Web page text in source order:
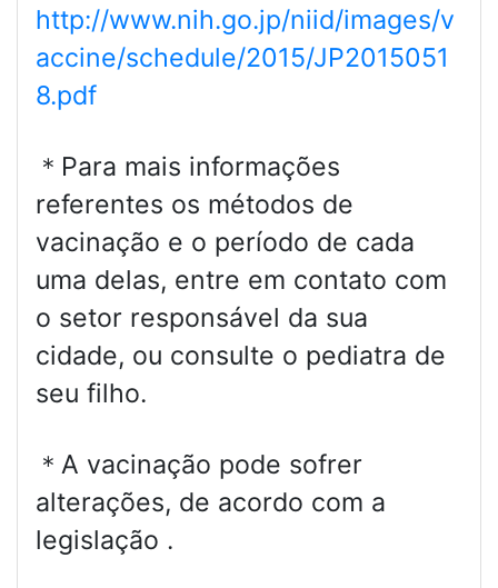
http://www.nih.go.jp/niid/images/v
accine/schedule/2015/JP2015051
8.pdf
＊Para mais informações
referentes os métodos de
vacinação e o período de cada
uma delas, entre em contato com
o setor responsável da sua
cidade, ou consulte o pediatra de
seu filho.
＊A vacinação pode sofrer
alterações, de acordo com a
legislação .